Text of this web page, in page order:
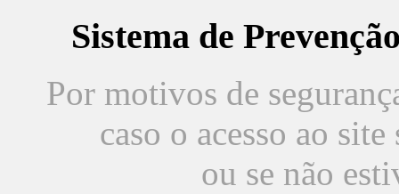
Sistema de
Por motivos de
caso o acesso ao
ou se não